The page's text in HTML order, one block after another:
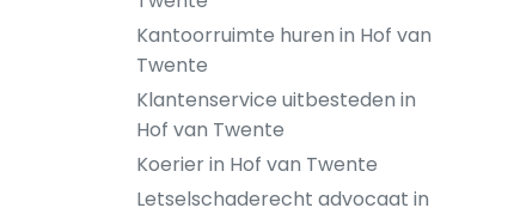
Kantoorruimte huren in Hof van
Twente
Klantenservice uitbesteden in
Hof van Twente
Koerier in Hof van Twente
Letselschaderecht advocaat in